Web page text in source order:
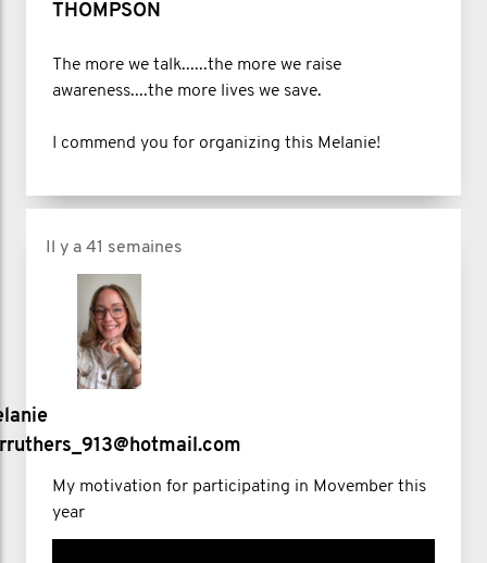
THOMPSON
The more we talk......the more we raise
awareness....the more lives we save.
I commend you for organizing this Melanie!
Il y a 41 semaines
My motivation for participating in Movember this
year